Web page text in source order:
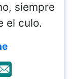
siempre
el culo.